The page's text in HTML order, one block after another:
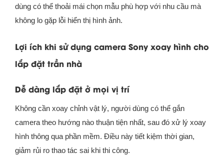
dùng có thể thoải mái chọn mẫu phù hợp với nhu cầu mà
không lo gặp lỗi hiển thị hình ảnh.
Lợi ích khi sử dụng camera Sony xoay hình cho
lắp đặt trần nhà
Dễ dàng lắp đặt ở mọi vị trí
Không cần xoay chỉnh vật lý, người dùng có thể gắn
camera theo hướng nào thuận tiện nhất, sau đó xử lý xoay
hình thông qua phần mềm. Điều này tiết kiệm thời gian,
giảm rủi ro thao tác sai khi thi công.